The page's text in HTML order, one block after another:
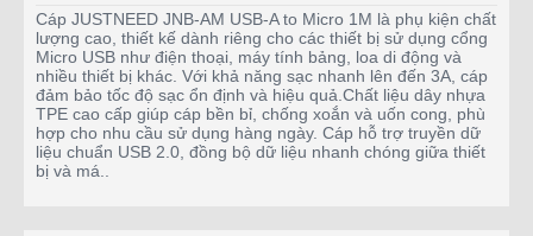
Cáp JUSTNEED JNB-AM USB-A to Micro 1M là phụ kiện chất
lượng cao, thiết kế dành riêng cho các thiết bị sử dụng cổng
Micro USB như điện thoại, máy tính bảng, loa di động và
nhiều thiết bị khác. Với khả năng sạc nhanh lên đến 3A, cáp
đảm bảo tốc độ sạc ổn định và hiệu quả.Chất liệu dây nhựa
TPE cao cấp giúp cáp bền bỉ, chống xoắn và uốn cong, phù
hợp cho nhu cầu sử dụng hàng ngày. Cáp hỗ trợ truyền dữ
liệu chuẩn USB 2.0, đồng bộ dữ liệu nhanh chóng giữa thiết
bị và má..